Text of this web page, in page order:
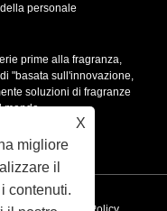
personale
prime alla fragranza,
"basata sull'innovazione,
soluzioni di fragranze
mondo.
X
migliore
il
contenuti.